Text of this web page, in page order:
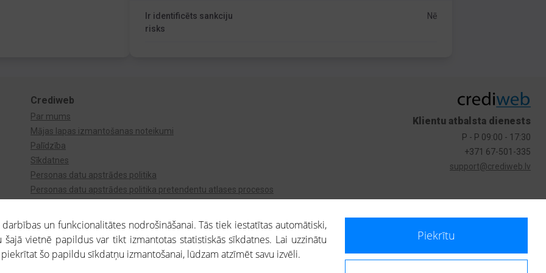
Ir identificēts sankciju
risks
Nē
Crediweb
Par mums
Mājas lapas izmantošanas noteikumi
Palīdzība
Sīkdatnes
Personas datu apstrādes politika
Personas datu apstrādes politika pretendentu atlases procesos
Klientu atbalsta dienests
P - P 09:00 - 17:30
+371 67-501-335
support@crediweb.lv
un funkcionalitātes nodrošināšanai. Tās tiek iestatītas automātiski,
vietnē papildus var tikt izmantotas statistiskās sīkdatnes. Lai uzzinātu
piekrītat šo papildu sīkdatņu izmantošanai, lūdzam atzīmēt savu izvēli.
Piekrītu